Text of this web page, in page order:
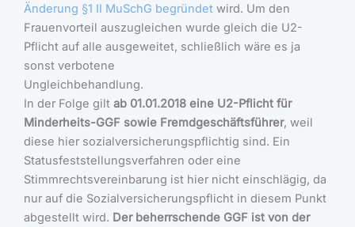
Änderung §1 II MuSchG begründet wird. Um den
Frauenvorteil auszugleichen wurde gleich die U2-
Pflicht auf alle ausgeweitet, schließlich wäre es ja
sonst verbotene
Ungleichbehandlung.
In der Folge gilt ab 01.01.2018 eine U2-Pflicht für
Minderheits-GGF sowie Fremdgeschäftsführer, weil
diese hier sozialversicherungspflichtig sind. Ein
Statusfeststellungsverfahren oder eine
Stimmrechtsvereinbarung ist hier nicht einschlägig, da
nur auf die Sozialversicherungspflicht in diesem Punkt
abgestellt wird. Der beherrschende GGF ist von der